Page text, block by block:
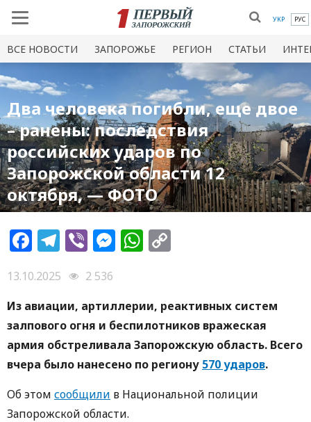
УКР РУС
ВСЕ НОВОСТИ ЗАПОРОЖЬЕ РЕГИОН СТАТЬИ
Два человека погибли, еще двое
– ранены: последствия
российских ударов по
Запорожской области 12
октября, — ФОТО
Facebook
Telegram
ViberMessenger
WhatsApp
13.10.2025
2 536
Из авиации, артиллерии, реактивных систем
залпового огня и беспилотников вражеская
армия обстреливала Запорожскую область. Всего
вчера было нанесено по региону 570 ударов.
Об этом сообщили в Национальной полиции
Запорожской области.